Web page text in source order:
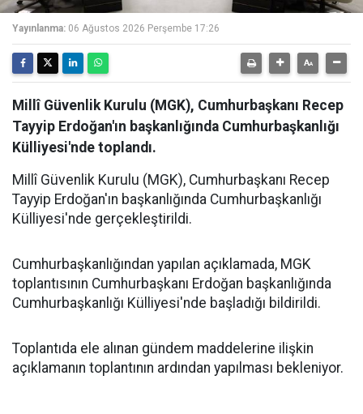
Yayınlanma: 06 Ağustos 2026 Perşembe 17:26
Millî Güvenlik Kurulu (MGK), Cumhurbaşkanı Recep
Tayyip Erdoğan'ın başkanlığında Cumhurbaşkanlığı
Külliyesi'nde toplandı.
Millî Güvenlik Kurulu (MGK), Cumhurbaşkanı Recep
Tayyip Erdoğan'ın başkanlığında Cumhurbaşkanlığı
Külliyesi'nde gerçekleştirildi.
Cumhurbaşkanlığından yapılan açıklamada, MGK
toplantısının Cumhurbaşkanı Erdoğan başkanlığında
Cumhurbaşkanlığı Külliyesi'nde başladığı bildirildi.
Toplantıda ele alınan gündem maddelerine ilişkin
açıklamanın toplantının ardından yapılması bekleniyor.